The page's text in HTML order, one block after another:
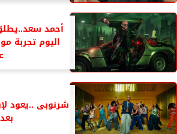
أحمد
اليوم تجربة
شرنوبى ..يعود